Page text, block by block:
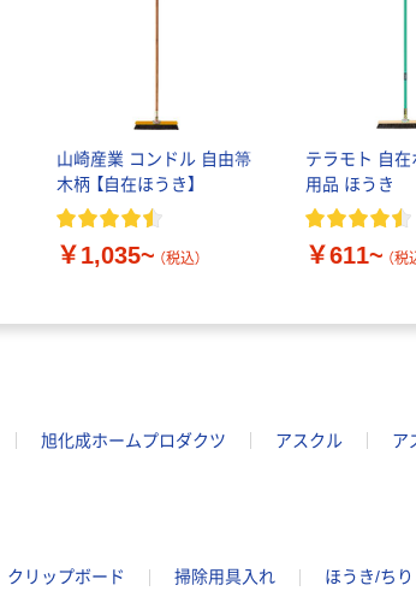
山崎産業 コンドル 自由箒
木柄 【自在ほうき】
￥1,035~ （税込）
テラモト 自
用品 ほうき
￥611~ （税
旭化成ホームプロダクツ アスクル ア
クリップボード 掃除用具入れ ほうき/ちり